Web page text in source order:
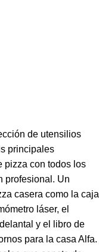
de utensilios
principales
pizza con todos los
profesional. Un
casera como la caja
láser, el
y el libro de
para la casa Alfa.